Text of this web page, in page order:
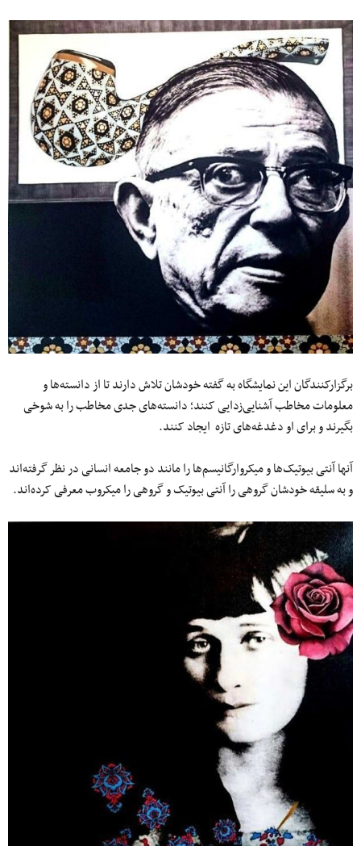
برگزارکنندگان این نمایشگاه به گفته خودشان تلاش دارند تا از دانسته‌ها و
معلومات مخاطب آشنایی‌زدایی کنند؛ دانسته‌های جدی مخاطب را به شوخی
بگیرند و برای او دغدغه‌های تازه ایجاد کنند.
آنها آنتی بیوتیک‌ها و میکروارگانیسم‌ها را مانند دو جامعه انسانی در نظر گرفته‌اند
و به سلیقه خودشان گروهی را آنتی بیوتیک و گروهی را میکروب معرفی کرده‌اند.